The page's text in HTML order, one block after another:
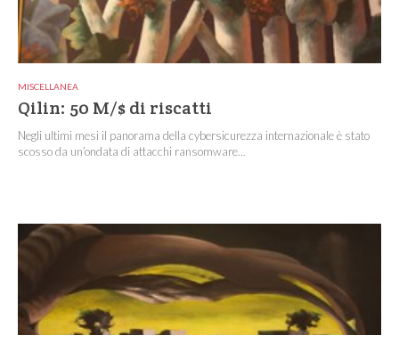
MISCELLANEA
Qilin: 50 M/$ di riscatti
Negli ultimi mesi il panorama della cybersicurezza internazionale è stato
scosso da un’ondata di attacchi ransomware...